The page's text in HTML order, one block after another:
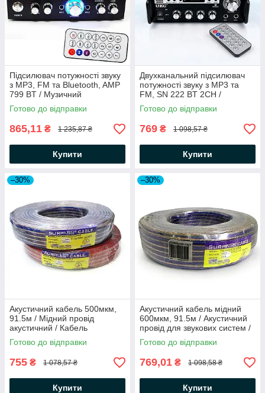
Підсилювач потужності звуку
з MP3, FM та Bluetooth, AMP
799 BT / Музичний
підсилювач звуку / Аудіо
підсилювач
Готово до відправки
865,11 ₴ 1 235,87 ₴
Купити
Двухканальний підсилювач
потужності звуку з MP3 та
FM, SN 222 BT 2CH /
Музичний підсилювач звуку
для колонок
Готово до відправки
769 ₴ 1 098,57 ₴
Купити
–30%
Акустичний кабель 500мкм,
91.5м / Мідний провід
акустичний / Кабель
акустичний для колонок
Готово до відправки
755 ₴ 1 078,57 ₴
Купити
–30%
Акустичний кабель мідний
600мкм, 91.5м / Акустичний
провід для звукових систем /
Акустичний кабель для
сабвуфера
Готово до відправки
769,01 ₴ 1 098,58 ₴
Купити